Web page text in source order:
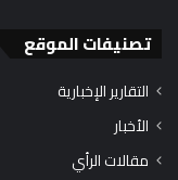
تصنيفات الموقع
التقارير الإخبارية
الأخبار
مقالات الرأي